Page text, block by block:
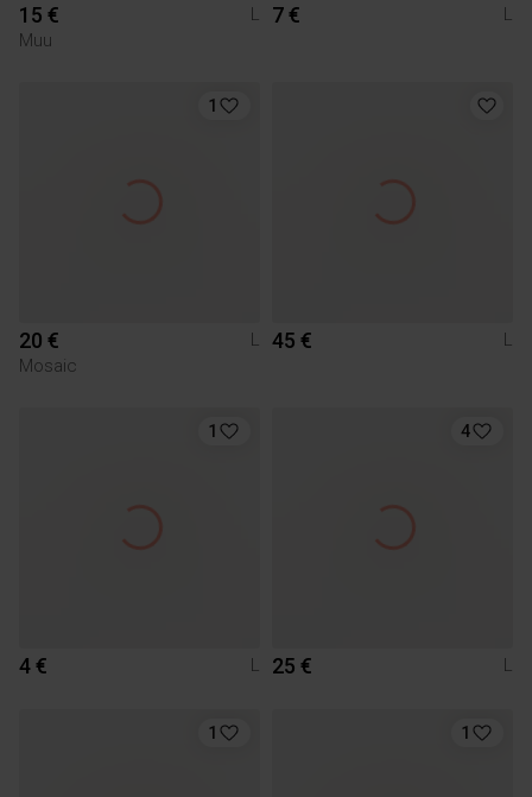
15 €
L
Muu
7 € L
1
20 €
L
Mosaic
45 € L
1
4 € L
4
25 € L
1 1